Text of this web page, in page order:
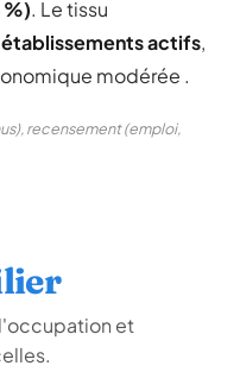
%). Le tissu
actifs,
modérée .
recensement (emploi,
et